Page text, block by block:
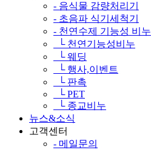
- 음식물 감량처리기
- 초음파 식기세척기
- 천연수제 기능성 비누
└ 천연기능성비누
└ 웨딩
└ 행사,이벤트
└ 판촉
└ PET
└ 종교비누
뉴스&소식
고객센터
- 메일문의